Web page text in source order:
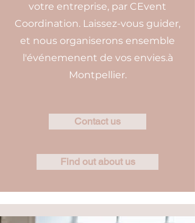
votre entreprise, par CEvent
Coordination. Laissez-vous guider,
et nous organiserons ensemble
l'événemenent de vos envies.à
Montpellier.
Contact us
Find out about us